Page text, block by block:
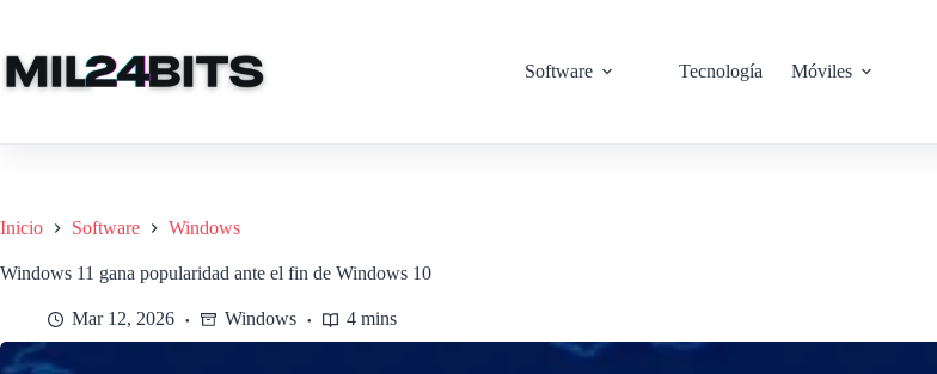
contenido
Software
Tecnología Móviles
Inicio Software Windows
Windows 11 gana popularidad ante el fin de Windows 10
Mar 12, 2026 Windows 4 mins